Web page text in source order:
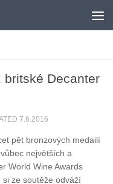
britské Decanter
7.6.2016
pět bronzových medailí
největších a
World Wine Awards
ze soutěže odváží